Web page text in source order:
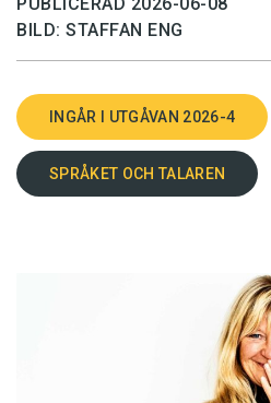
BILD: STAFFAN ENG
INGÅR I UTGÅVAN 2026-4
SPRÅKET OCH TALAREN